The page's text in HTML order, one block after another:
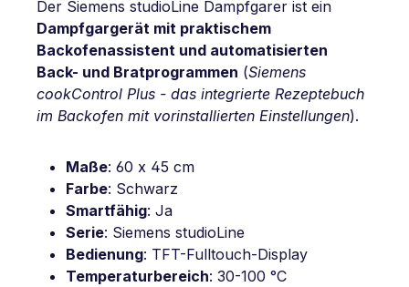
Der Siemens studioLine Dampfgarer ist ein
Dampfgargerät mit praktischem
Backofenassistent und automatisierten
Back- und Bratprogrammen (Siemens
cookControl Plus - das integrierte Rezeptebuch
im Backofen mit vorinstallierten Einstellungen).
Maße: 60 x 45 cm
Farbe: Schwarz
Smartfähig: Ja
Serie: Siemens studioLine
Bedienung: TFT-Fulltouch-Display
Temperaturbereich: 30-100 °C